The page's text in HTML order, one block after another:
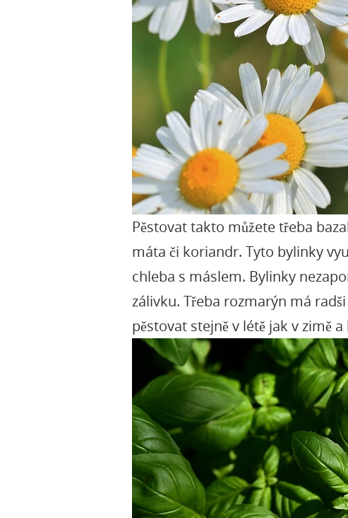
Pěstovat takto můžete třeba
máta či koriandr. Tyto bylinky
chleba s máslem. Bylinky
zálivku. Třeba rozmarýn má
pěstovat stejně v létě jak v zimě